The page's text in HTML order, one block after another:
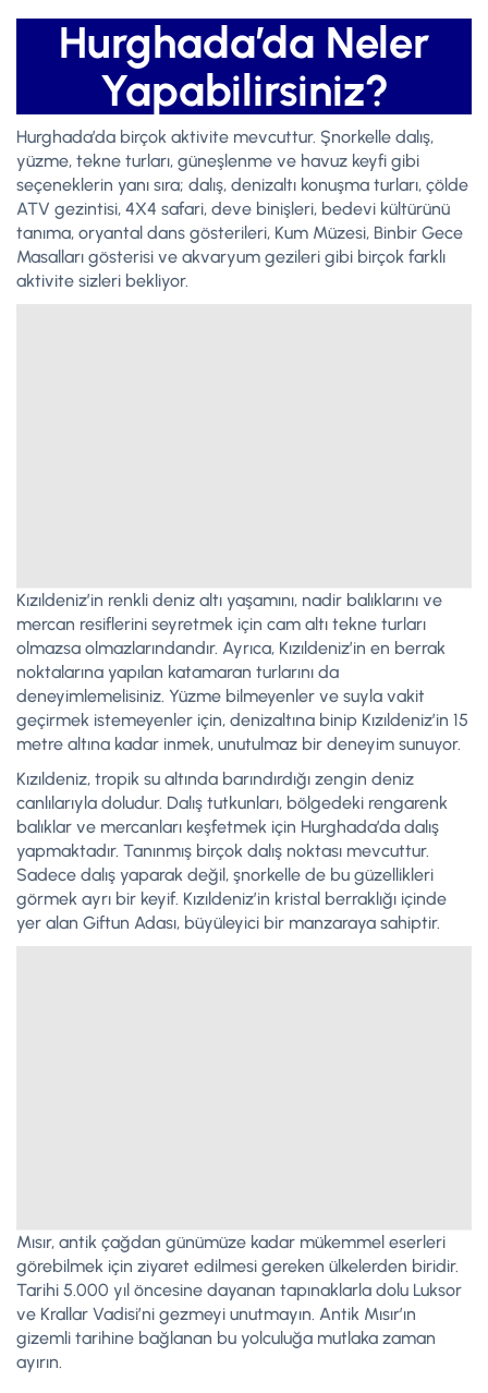
Hurghada’da Neler
Yapabilirsiniz?
Hurghada’da birçok aktivite mevcuttur. Şnorkelle dalış,
yüzme, tekne turları, güneşlenme ve havuz keyfi gibi
seçeneklerin yanı sıra; dalış, denizaltı konuşma turları, çölde
ATV gezintisi, 4X4 safari, deve binişleri, bedevi kültürünü
tanıma, oryantal dans gösterileri, Kum Müzesi, Binbir Gece
Masalları gösterisi ve akvaryum gezileri gibi birçok farklı
aktivite sizleri bekliyor.
Kızıldeniz’in renkli deniz altı yaşamını, nadir balıklarını ve
mercan resiflerini seyretmek için cam altı tekne turları
olmazsa olmazlarındandır. Ayrıca, Kızıldeniz’in en berrak
noktalarına yapılan katamaran turlarını da
deneyimlemelisiniz. Yüzme bilmeyenler ve suyla vakit
geçirmek istemeyenler için, denizaltına binip Kızıldeniz’in 15
metre altına kadar inmek, unutulmaz bir deneyim sunuyor.
Kızıldeniz, tropik su altında barındırdığı zengin deniz
canlılarıyla doludur. Dalış tutkunları, bölgedeki rengarenk
balıklar ve mercanları keşfetmek için Hurghada’da dalış
yapmaktadır. Tanınmış birçok dalış noktası mevcuttur.
Sadece dalış yaparak değil, şnorkelle de bu güzellikleri
görmek ayrı bir keyif. Kızıldeniz’in kristal berraklığı içinde
yer alan Giftun Adası, büyüleyici bir manzaraya sahiptir.
Mısır, antik çağdan günümüze kadar mükemmel eserleri
görebilmek için ziyaret edilmesi gereken ülkelerden biridir.
Tarihi 5.000 yıl öncesine dayanan tapınaklarla dolu Luksor
ve Krallar Vadisi’ni gezmeyi unutmayın. Antik Mısır’ın
gizemli tarihine bağlanan bu yolculuğa mutlaka zaman
ayırın.